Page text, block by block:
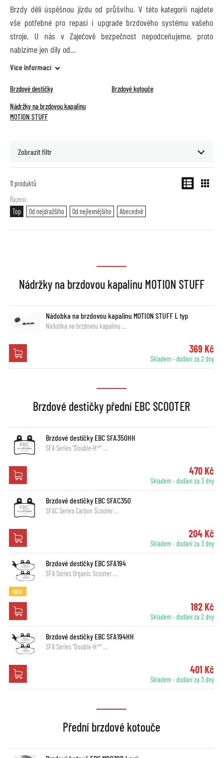
Brzdy dělí úspěšnou jízdu od průšvihu. V této kategorii najdete
vše potřebné pro repasi i upgrade brzdového systému vašeho
stroje. U nás v Zaječově bezpečnost nepodceňujeme, proto
nabízíme jen díly od
Více informací
Brzdové destičky
Brzdové kotouče
Nádržky na brzdovou kapalinu
MOTION STUFF
Zobrazit filtr
11 produktů
Řazení
Top
Od nejdražšího Od nejlevnějšího Abecedně
Nádržky na brzdovou kapalinu MOTION STUFF
Nádobka na brzdovou kapalinu MOTION STUFF L typ
Nádobka na brzdovou kapalinu …
369 Kč
Skladem - dodání za 2 dny
Brzdové destičky přední EBC SCOOTER
Brzdové destičky EBC SFA350HH
SFA Series "Double-H™" …
470 Kč
Skladem - dodání za 3 dny
Brzdové destičky EBC SFAC350
SFAC Series Carbon Scooter …
204 Kč
Skladem - dodání za 3 dny
Brzdové destičky EBC SFA194
SFA Series Organic Scooter …
NEW
182 Kč
Skladem - dodání za 2 dny
Brzdové destičky EBC SFA194HH
SFA Series "Double-H™" …
401 Kč
Skladem - dodání za 3 dny
Přední brzdové kotouče